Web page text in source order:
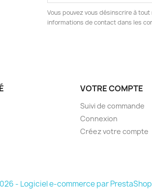
Vous pouvez vous désinscrire à
informations de contact dans les
VOTRE COMPTE
Suivi de commande
Connexion
Créez votre compte
- Logiciel e-commerce par